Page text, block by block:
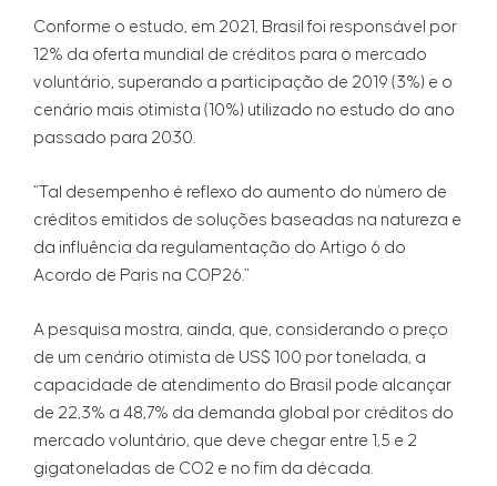
Conforme o estudo, em 2021, Brasil foi responsável por
12% da oferta mundial de créditos para o mercado
voluntário, superando a participação de 2019 (3%) e o
cenário mais otimista (10%) utilizado no estudo do ano
passado para 2030.
“Tal desempenho é reflexo do aumento do número de
créditos emitidos de soluções baseadas na natureza e
da influência da regulamentação do Artigo 6 do
Acordo de Paris na COP26.”
A pesquisa mostra, ainda, que, considerando o preço
de um cenário otimista de US$ 100 por tonelada, a
capacidade de atendimento do Brasil pode alcançar
de 22,3% a 48,7% da demanda global por créditos do
mercado voluntário, que deve chegar entre 1,5 e 2
gigatoneladas de CO2 e no fim da década.